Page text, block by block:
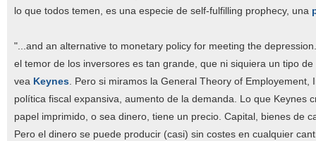
lo que todos temen, es una especie de self-fulfilling prophecy, una
"...and an alternative to monetary policy for meeting the
el temor de los inversores es tan grande, que ni siquiera un tipo
vea Keynes. Pero si miramos la General Theory of
política fiscal expansiva, aumento de la demanda. Lo que
papel imprimido, o sea dinero, tiene un precio. Capital, bienes de
Pero el dinero se puede producir (casi) sin costes en cualquier